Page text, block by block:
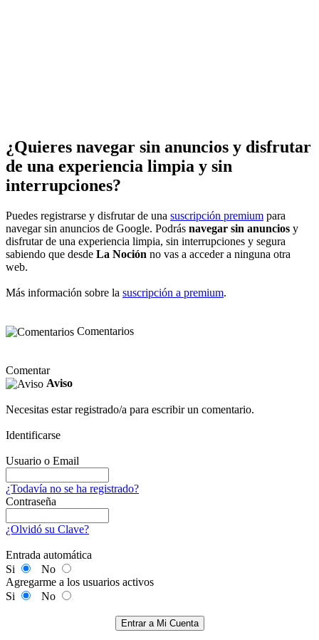
¿Quieres navegar sin anuncios y disfrutar
de una experiencia limpia y sin
interrupciones?
Puedes registrarse y disfrutar de una suscripción premium para
navegar sin anuncios de Google. Podrás navegar sin anuncios y
disfrutar de una experiencia limpia, sin interrupciones y segura
sabiendo que desde La Noción no vas a acceder a ninguna otra
web.
Más información sobre la suscripción a premium.
Comentarios
Comentar
Aviso
Necesitas estar registrado/a para escribir un comentario.
Identificarse
Usuario o Email
¿Todavía no se ha registrado?
Contraseña
¿Olvidó su Clave?
Entrada automática
Si
No
Agregarme a los usuarios activos
Si
No
Entrar a Mi Cuenta